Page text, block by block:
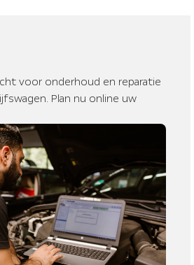
voor onderhoud en reparatie
Plan nu online uw